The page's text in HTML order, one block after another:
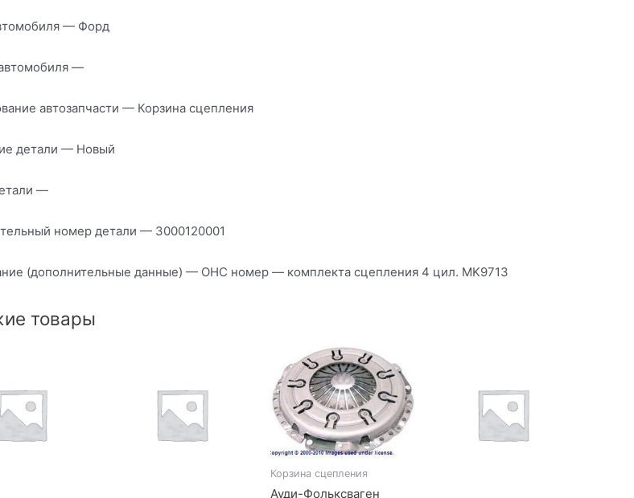
— Форд
—
автозапчасти — Корзина сцепления
детали — Новый
—
номер детали — 3000120001
(дополнительные данные) — ОНС номер — комплекта сцепления 4 цил. MK9713
товары
Корзина сцепления
Ауди-Фольксваген